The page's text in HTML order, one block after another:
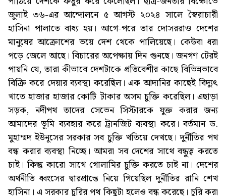
জুলাই ৩৬-এর আন্দোলনে ৫ আগস্ট ২০২৪ সালে স্বৈরাচারী
হাসিনা পালাতে বাধ্য হয়। আগে-পরে তার দোসররাও দেশের
মানুষের আক্রোশের ভয়ে দেশ থেকে পালিয়েছে। কেউবা ধরা
পড়ে জেলে আছে। বিচারের অপেক্ষায় দিন গুনছে। জনগণ টেরই
পায়নি যে, তারা কীভাবে দেশটাকে প্রতিবেশীর কাছে বিভিন্নভাবে
বিক্রি করে দেয়ার ব্যবস্থা করেছিল। এক আদানির কাছেই বিদ্যুৎ
খাতে হাজার হাজার কোটি টাকার অসম চুক্তি করেছিল। এছাড়া
সড়ক, নদীপথ তাদের সেভেন সিস্টারকে যুক্ত করার জন্য
আমাদের ভূমি ব্যবহার করে ট্রানজিট ব্যবস্থা করে। বর্তমান ড.
মুহাম্মদ ইউনূসের সরকার সব চুক্তি খতিয়ে দেখছে। দুর্নীতির পথ
বন্ধ করার ব্যবস্থা নিচ্ছে। আমরা সব দেশের সাথে বন্ধুত্ব করতে
চাই। কিন্তু কারো সাথে গোলামির চুক্তি করতে চাই না। দেশের
অর্থনীতি ধ্বংসের দ্বারপ্রান্তে নিয়ে গিয়েছিল দুর্নীতির রানি শেখ
হাসিনা। এ সরকার চুরির পথ কিছুটা হলেও বন্ধ করেছে। চুরি করা